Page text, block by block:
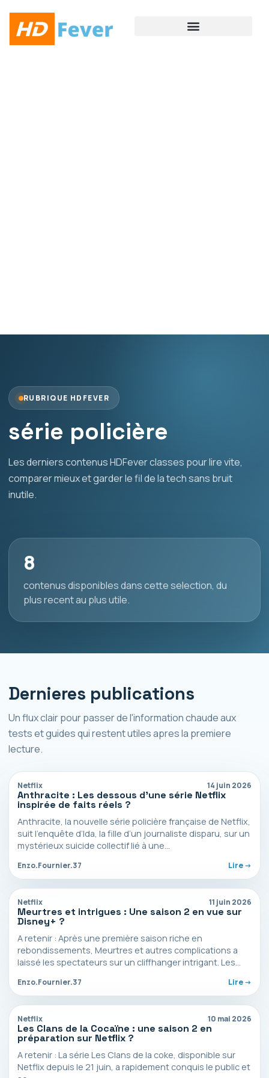
RUBRIQUE HDFEVER
série policière
Les derniers contenus HDFever classes pour lire vite,
comparer mieux et garder le fil de la tech sans bruit
inutile.
8
contenus disponibles dans cette selection, du
plus recent au plus utile.
Dernieres publications
Un flux clair pour passer de l'information chaude aux
tests et guides qui restent utiles apres la premiere
lecture.
Netflix 14 juin 2026
Anthracite : Les dessous d’une série Netflix
inspirée de faits réels ?
Anthracite, la nouvelle série policière française de Netflix,
suit l’enquête d’Ida, la fille d’un journaliste disparu, sur un
mystérieux suicide collectif lié à une…
Enzo.Fournier.37 Lire ->
Netflix 11 juin 2026
Meurtres et intrigues : Une saison 2 en vue sur
Disney+ ?
A retenir : Après une première saison riche en
rebondissements, Meurtres et autres complications a
laissé les spectateurs sur un cliffhanger intrigant. Les
Enzo.Fournier.37 Lire ->
Netflix 10 mai 2026
Les Clans de la Cocaïne : une saison 2 en
préparation sur Netflix ?
A retenir : La série Les Clans de la coke, disponible sur
Netflix depuis le 21 juin, a rapidement conquis le public et